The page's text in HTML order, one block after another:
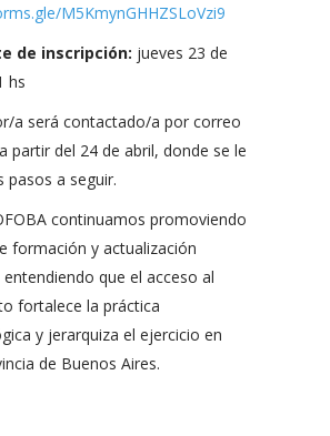
M5KmynGHHZSLoVzi9
de inscripción: jueves 23 de
hs
a será contactado/a por correo
partir del 24 de abril, donde se le
pasos a seguir.
continuamos promoviendo
formación y actualización
que el acceso al
fortalece la práctica
y jerarquiza el ejercicio en
de Buenos Aires.